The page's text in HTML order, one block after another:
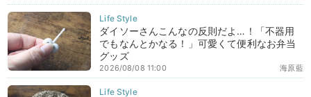
ダイソーさんこんなの反則だよ…！「不器用
でもなんとかなる！」可愛くて便利なお弁当
グッズ
海原藍
2026/08/08 11:00